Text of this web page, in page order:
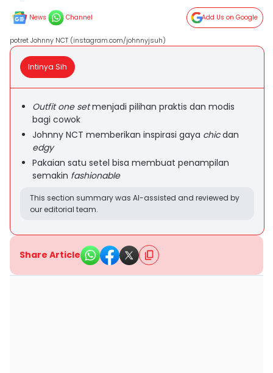
News Channel Add Us on Google
potret Johnny NCT (instagram.com/johnnyjsuh)
Intinya Sih
Outfit one setmenjadi pilihan praktis dan modis
bagi cowok
Johnny NCT memberikan inspirasi gaya chicdan
edgy
Pakaian satu setel bisa membuat penampilan
semakin fashionable
This section summary was AI-assisted and reviewed by
our editorial team.
Share Article